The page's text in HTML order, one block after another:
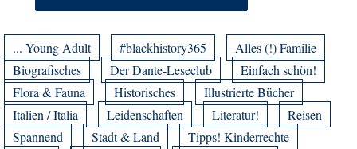
... Young Adult #blackhistory365
Alles (!) Familie
Biografisches
Der Dante-Leseclub
Einfach schön!
Flora & Fauna
Historisches
Illustrierte Bücher
Italien / Italia
Leidenschaften Literatur!
Reisen
Spannend
Stadt & Land
Tipps! Kinderrechte